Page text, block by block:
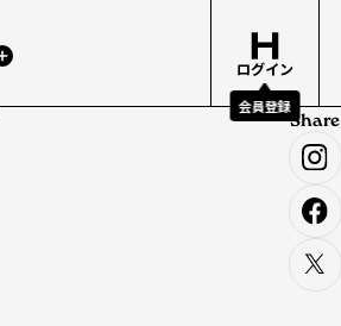
ログイン
会員登録
Share